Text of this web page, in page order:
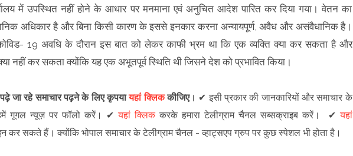
में उपस्थित नहीं होने के आधार पर मनमाना एवं अनुचित आदेश पारित कर दिया गया। वेतन का
अधिकार है और बिना किसी कारण के इससे इनकार करना अन्यायपूर्ण, अवैध और असंवैधानिक है।
19 अवधि के दौरान इस बात को लेकर काफी भ्रम था कि एक व्यक्ति क्या कर सकता है और
नहीं कर सकता क्योंकि यह एक अभूतपूर्व स्थिति थी जिसने देश को प्रभावित किया।
जा रहे समाचार पढ़ने के लिए कृपयायहां क्लिककीजिए। ✔ इसी प्रकार की जानकारियों और समाचार के
गूगल न्यूज़ पर फॉलो करें। ✔यहां क्लिककरके हमारा टेलीग्राम चैनल सब्सक्राइब करें। ✔यहां
कर सकते हैं। क्योंकि भोपाल समाचार के टेलीग्राम चैनल - व्हाट्सएप ग्रुपपर कुछ स्पेशल भी होता है।